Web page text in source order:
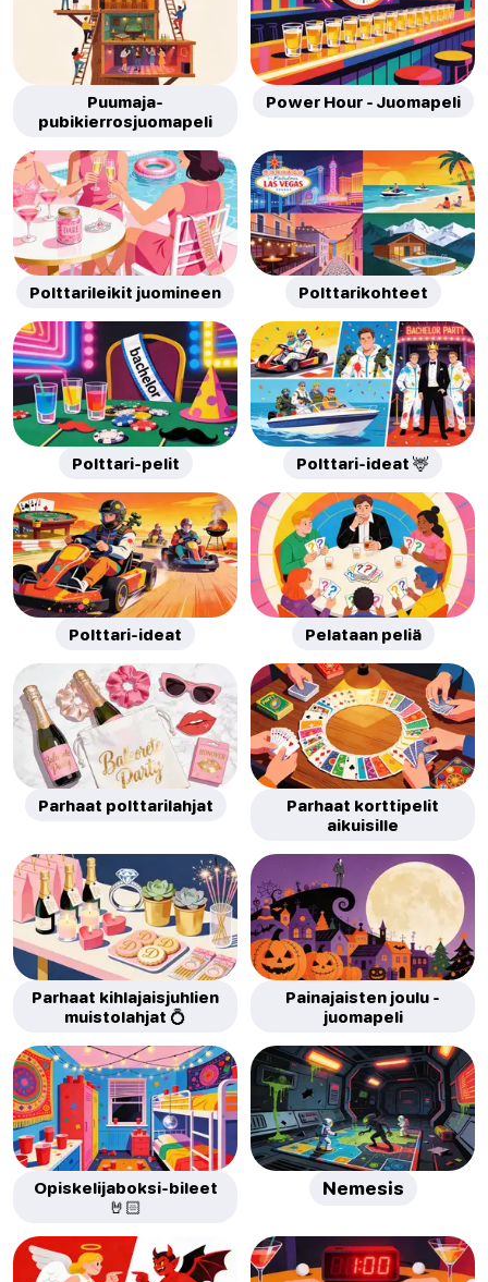
Puumaja-
pubikierrosjuomapeli
Power Hour - Juomapeli
Polttarileikit juomineen Polttarikohteet
Polttari-pelit Polttari-ideat 🦌
Polttari-ideat Pelataan peliä
Parhaat polttarilahjat
Parhaat korttipelit
aikuisille
Parhaat kihlajaisjuhlien
muistolahjat 💍
Painajaisten joulu -
juomapeli
Opiskelijaboksi-bileet
🤘🏻
Nemesis